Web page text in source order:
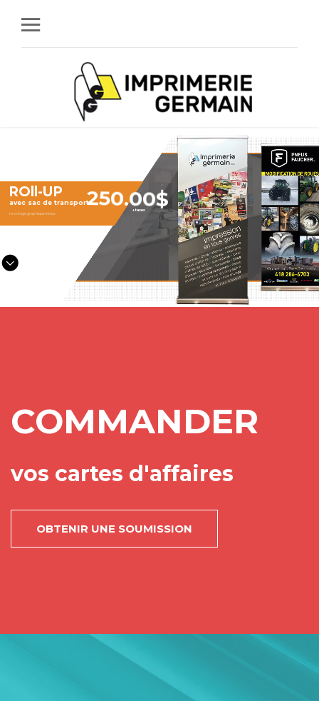
ROll-UP
avec sac de transport
montage graphique inclus
250.00$
+ taxes
COMMANDER
vos cartes d'affaires
OBTENIR UNE SOUMISSION